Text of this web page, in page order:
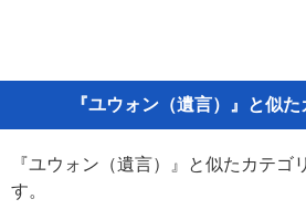
『ユウォン（遺言）』と似
『ユウォン（遺言）』と似たカテゴ
す。